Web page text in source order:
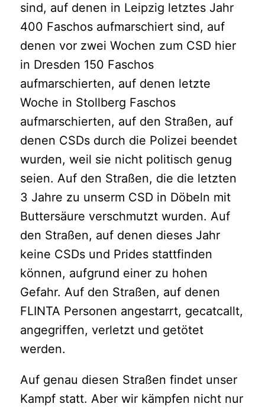
sind, auf denen in Leipzig letztes Jahr
400 Faschos aufmarschiert sind, auf
denen vor zwei Wochen zum CSD hier
in Dresden 150 Faschos
aufmarschierten, auf denen letzte
Woche in Stollberg Faschos
aufmarschierten, auf den Straßen, auf
denen CSDs durch die Polizei beendet
wurden, weil sie nicht politisch genug
seien. Auf den Straßen, die die letzten
3 Jahre zu unserm CSD in Döbeln mit
Buttersäure verschmutzt wurden. Auf
den Straßen, auf denen dieses Jahr
keine CSDs und Prides stattfinden
können, aufgrund einer zu hohen
Gefahr. Auf den Straßen, auf denen
FLINTA Personen angestarrt, gecatcallt,
angegriffen, verletzt und getötet
werden.
Auf genau diesen Straßen findet unser
Kampf statt. Aber wir kämpfen nicht nur